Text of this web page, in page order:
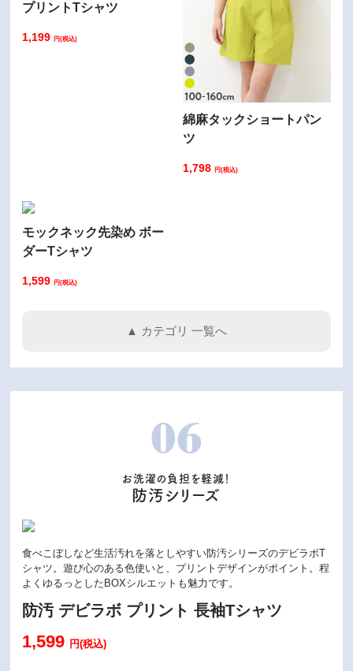
プリントTシャツ
1,199円(税込)
綿麻タックショートパン
ツ
1,798 円(税込)
モックネック先染め ボー
ダーTシャツ
1,599円(税込)
▲ カテゴリ 一覧へ
06
お洗濯の負担を軽減！
防汚シリーズ
食べこぼしなど生活汚れを落としやすい防汚シリーズのデビラボT
シャツ。遊び心のある色使いと、プリントデザインがポイント。程
よくゆるっとしたBOXシルエットも魅力です。
防汚 デビラボ プリント 長袖Tシャツ
1,599 円(税込)